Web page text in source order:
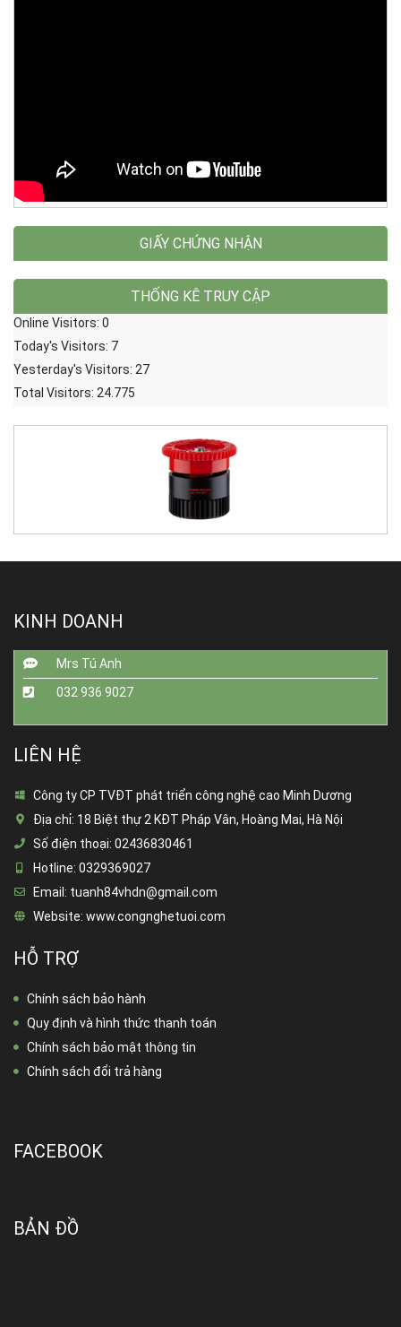
GIẤY CHỨNG NHẬN
THỐNG KÊ TRUY CẬP
Online Visitors: 0
Today's Visitors: 7
Yesterday's Visitors: 27
Total Visitors: 24.775
KINH DOANH
Mrs Tú Anh
032 936 9027
LIÊN HỆ
Công ty CP TVĐT phát triển công nghệ cao Minh Dương
Địa chỉ: 18 Biệt thự 2 KĐT Pháp Vân, Hoàng Mai, Hà Nội
Số điện thoại: 02436830461
Hotline: 0329369027
Email: tuanh84vhdn@gmail.com
Website: www.congnghetuoi.com
HỖ TRỢ
Chính sách bảo hành
Quy định và hình thức thanh toán
Chính sách bảo mật thông tin
Chính sách đổi trả hàng
FACEBOOK
BẢN ĐỒ